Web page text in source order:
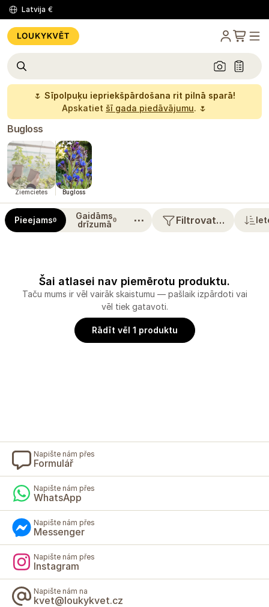
Latvija €
🌷 Sīpolpuķu iepriekšpārdošana rit pilnā sparā!
Apskatiet šī gada piedāvājumu. 🌷
Bugloss
Ziemcietes Bugloss
Pieejams0
Gaidāms
drīzumā 0 ⋯ Filtrovat…
Šai atlasei nav piemērotu produktu.
Taču mums ir vēl vairāk skaistumu — pašlaik izpārdoti vai
vēl tiek gatavoti.
Rādīt vēl 1 produktu
Napište nám přes
Formulář
Napište nám přes
WhatsApp
Napište nám přes
Messenger
Napište nám přes
Instagram
Napište nám na
kvet@loukykvet.cz